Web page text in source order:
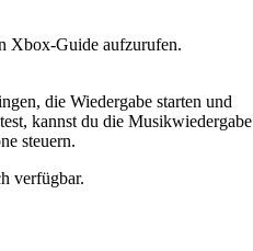
Xbox-Guide aufzurufen.
die Wiedergabe starten und
kannst du die Musikwiedergabe
steuern.
verfügbar.